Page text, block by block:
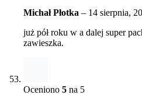
Michał Płotka – 14 sierpnia,
już pół roku w a dalej super
zawieszka.
Oceniono 5 na 5